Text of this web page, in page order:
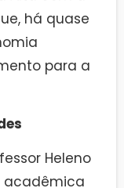
há quase
para a
Heleno
acadêmica